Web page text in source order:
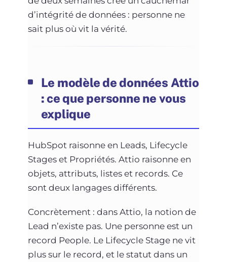
d’intégrité de données : personne ne
sait plus où vit la vérité.
Le modèle de données Attio
: ce que personne ne vous
explique
HubSpot raisonne en Leads, Lifecycle
Stages et Propriétés. Attio raisonne en
objets, attributs, listes et records. Ce
sont deux langages différents.
Concrètement : dans Attio, la notion de
Lead n’existe pas. Une personne est un
record People. Le Lifecycle Stage ne vit
plus sur le record, et le statut dans un